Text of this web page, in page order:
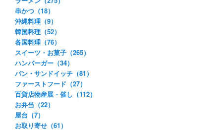
串かつ（18）
沖縄料理（9）
韓国料理（52）
各国料理（76）
スイーツ・お菓子（265）
ハンバーガー（34）
パン・サンドイッチ（81）
ファーストフード（27）
百貨店物産展・催し（112）
お弁当（22）
屋台（7）
お取り寄せ（61）